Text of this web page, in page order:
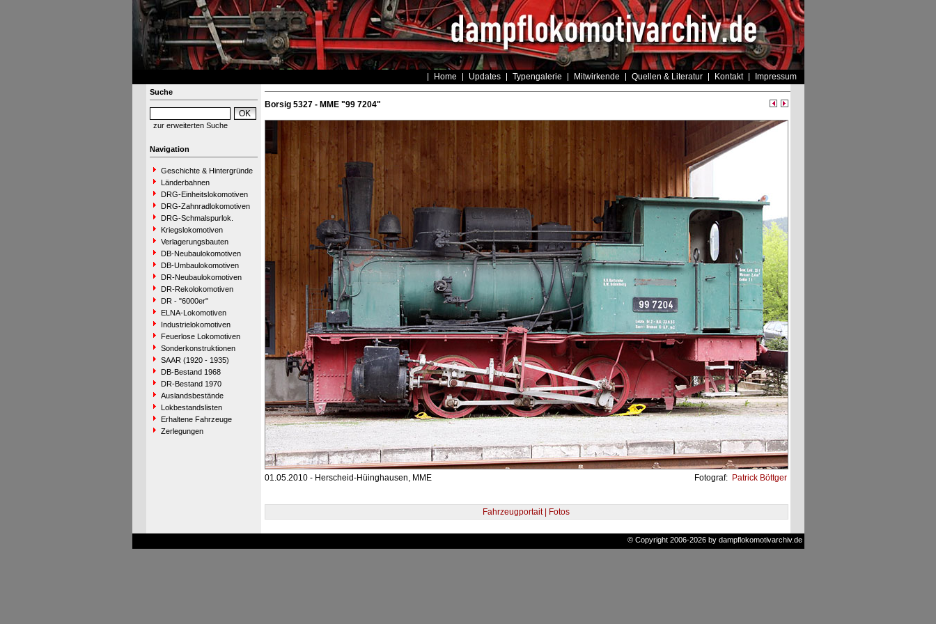
Home Updates Typengalerie Mitwirkende Quellen & Literatur Kontakt Impressum
Suche
zur erweiterten Suche
Navigation
Geschichte & Hintergründe
Länderbahnen
DRG-Einheitslokomotiven
DRG-Zahnradlokomotiven
DRG-Schmalspurlok.
Kriegslokomotiven
Verlagerungsbauten
DB-Neubaulokomotiven
DB-Umbaulokomotiven
DR-Neubaulokomotiven
DR-Rekolokomotiven
DR - "6000er"
ELNA-Lokomotiven
Industrielokomotiven
Feuerlose Lokomotiven
Sonderkonstruktionen
SAAR (1920 - 1935)
DB-Bestand 1968
DR-Bestand 1970
Auslandsbestände
Lokbestandslisten
Erhaltene Fahrzeuge
Zerlegungen
Borsig 5327 - MME "99 7204"
01.05.2010 - Herscheid-Hüinghausen, MME Fotograf: Patrick Böttger
Fahrzeugportait | Fotos
© Copyright 2006-2026 by dampflokomotivarchiv.de